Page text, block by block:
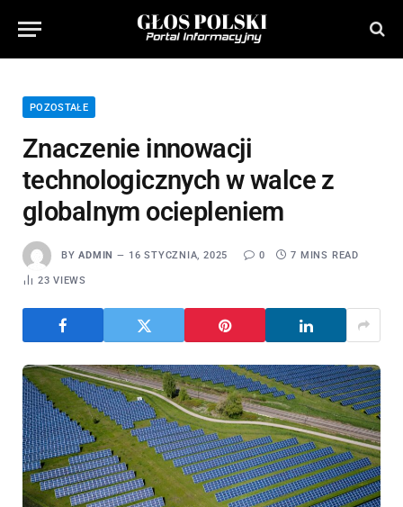
POZOSTAŁE
Znaczenie innowacji
technologicznych w walce z
globalnym ociepleniem
BY ADMIN 16 STYCZNIA, 2025 0 7 MINS READ
23VIEWS